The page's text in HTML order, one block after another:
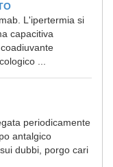
L'ipertermia si
capacitiva
...
periodicamente
antalgico
dubbi, porgo cari